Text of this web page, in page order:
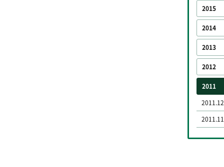
2015
2014
2013
2012
2011
2011.12
2011.11